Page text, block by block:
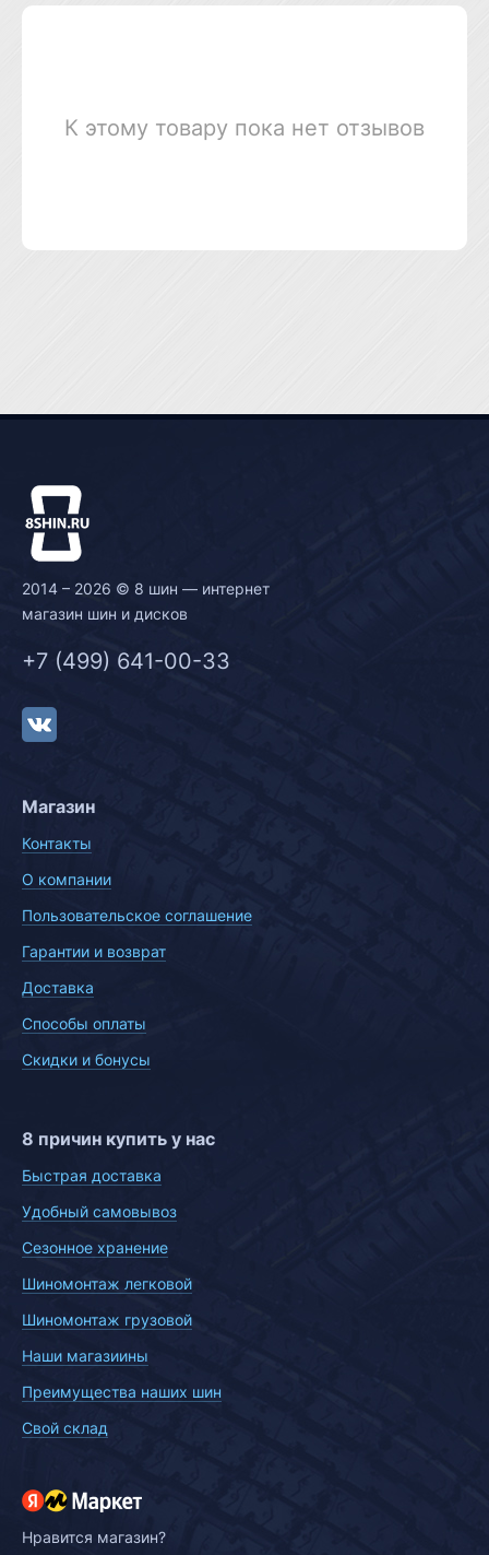
К этому товару пока нет отзывов
2014 – 2026 © 8 шин — интернет
магазин шин и дисков
+7 (499) 641-00-33
Магазин
Контакты
О компании
Пользовательское соглашение
Гарантии и возврат
Доставка
Способы оплаты
Скидки и бонусы
8 причин купить у нас
Быстрая доставка
Удобный самовывоз
Сезонное хранение
Шиномонтаж легковой
Шиномонтаж грузовой
Наши магазиины
Преимущества наших шин
Свой склад
Нравится магазин?